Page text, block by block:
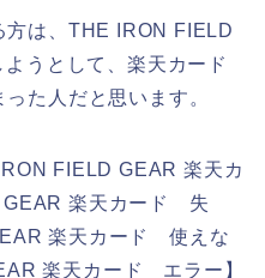
方は、THE IRON FIELD
うとして、楽天カード
た人だと思います。
FIELD GEAR 楽天カ
GEAR 楽天カード 失
楽天カード 使えな
楽天カード エラー】